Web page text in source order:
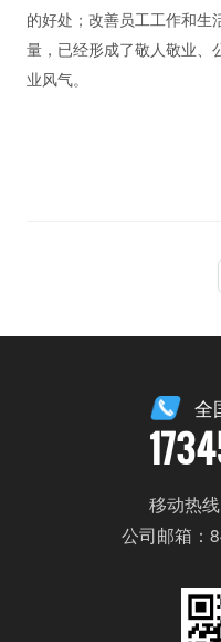
的好处；改善员工工作和生
量，已经形成了敬人敬业、
业风气。
全
移动热
公司邮箱：